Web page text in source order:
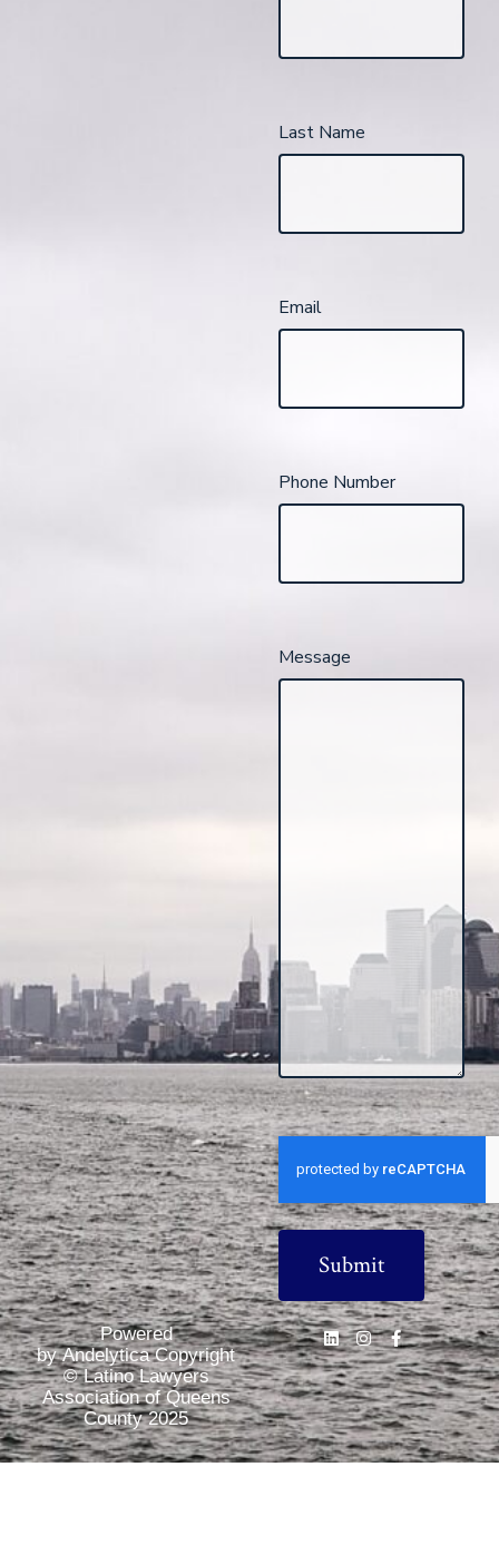
Last Name
Email
Phone Number
Message
CAPTCHA
Powered
by Andelytica Copyright
© Latino Lawyers
Association of Queens
County 2025